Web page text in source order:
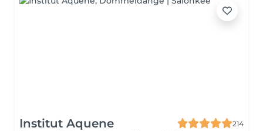
Institut Aquene
214